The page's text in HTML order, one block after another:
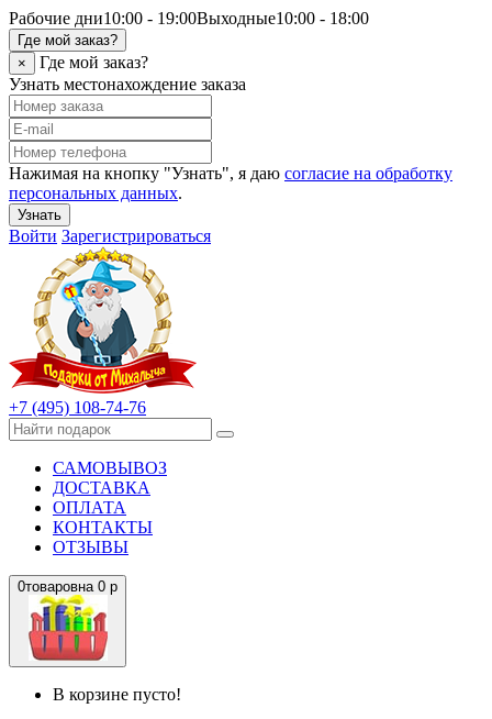
Рабочие дни10:00 - 19:00Выходные10:00 - 18:00
Где мой заказ?
×
Где мой заказ?
Узнать местонахождение заказа
Нажимая на кнопку "Узнать", я даю согласие на обработку
персональных данных.
Узнать
Войти Зарегистрироваться
+7 (495) 108-74-76
САМОВЫВОЗ
ДОСТАВКА
ОПЛАТА
КОНТАКТЫ
ОТЗЫВЫ
0товаровна 0 р
В корзине пусто!